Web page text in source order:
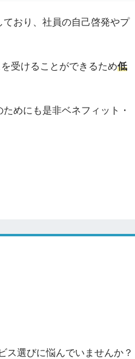
おり、社員の自己啓発やプ
受けることができるため低
めにも是非ベネフィット・
ス選びに悩んでいませんか？